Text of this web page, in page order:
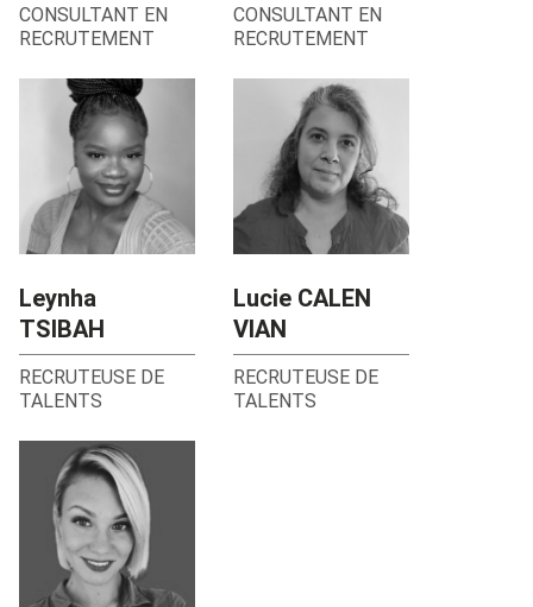
CONSULTANT EN
RECRUTEMENT
CONSULTANT EN
RECRUTEMENT
Leynha
TSIBAH
RECRUTEUSE DE
TALENTS
Lucie CALEN
VIAN
RECRUTEUSE DE
TALENTS